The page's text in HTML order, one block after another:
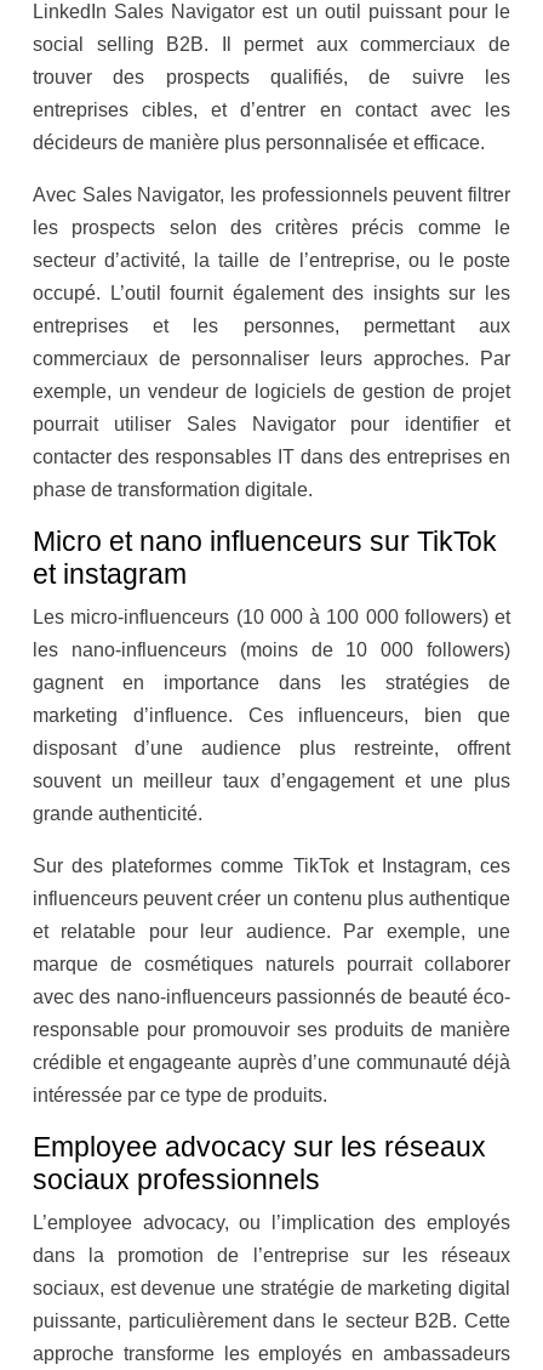
LinkedIn Sales Navigator est un outil puissant pour le
social selling B2B. Il permet aux commerciaux de
trouver des prospects qualifiés, de suivre les
entreprises cibles, et d’entrer en contact avec les
décideurs de manière plus personnalisée et efficace.
Avec Sales Navigator, les professionnels peuvent filtrer
les prospects selon des critères précis comme le
secteur d’activité, la taille de l’entreprise, ou le poste
occupé. L’outil fournit également des insights sur les
entreprises et les personnes, permettant aux
commerciaux de personnaliser leurs approches. Par
exemple, un vendeur de logiciels de gestion de projet
pourrait utiliser Sales Navigator pour identifier et
contacter des responsables IT dans des entreprises en
phase de transformation digitale.
Micro et nano influenceurs sur TikTok
et instagram
Les micro-influenceurs (10 000 à 100 000 followers) et
les nano-influenceurs (moins de 10 000 followers)
gagnent en importance dans les stratégies de
marketing d’influence. Ces influenceurs, bien que
disposant d’une audience plus restreinte, offrent
souvent un meilleur taux d’engagement et une plus
grande authenticité.
Sur des plateformes comme TikTok et Instagram, ces
influenceurs peuvent créer un contenu plus authentique
et relatable pour leur audience. Par exemple, une
marque de cosmétiques naturels pourrait collaborer
avec des nano-influenceurs passionnés de beauté éco-
responsable pour promouvoir ses produits de manière
crédible et engageante auprès d’une communauté déjà
intéressée par ce type de produits.
Employee advocacy sur les réseaux
sociaux professionnels
L’employee advocacy, ou l’implication des employés
dans la promotion de l’entreprise sur les réseaux
sociaux, est devenue une stratégie de marketing digital
puissante, particulièrement dans le secteur B2B. Cette
approche transforme les employés en ambassadeurs